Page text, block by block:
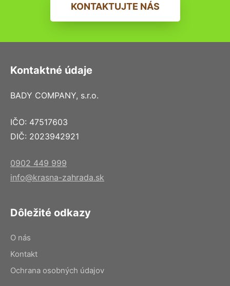
KONTAKTUJTE NÁS
Kontaktné údaje
BADY COMPANY, s.r.o.
IČO: 47517603
DIČ: 2023942921
0902 449 999
info@krasna-zahrada.sk
Dôležité odkazy
O nás
Kontakt
Ochrana osobných údajov